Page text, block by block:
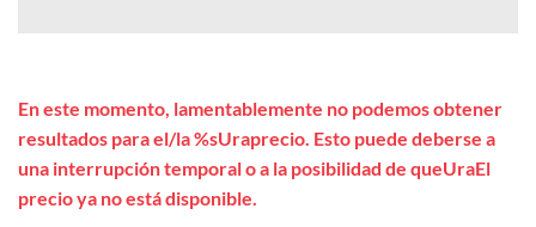
En este momento, lamentablemente no podemos obtener
resultados para el/la %sUraprecio. Esto puede deberse a
una interrupción temporal o a la posibilidad de queUraEl
precio ya no está disponible.